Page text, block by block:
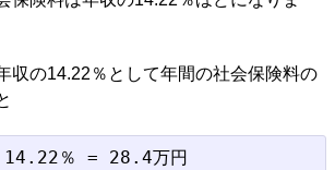
収の14.22％として年間の社会保険料の
14.22％ = 28.4万円